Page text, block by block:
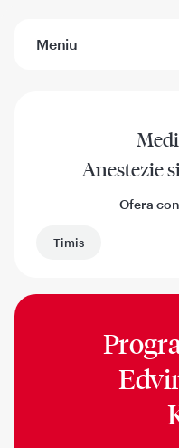
Meniu
Anestezie
Ofera
Timis